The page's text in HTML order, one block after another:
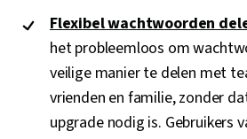
Flexibel wachtwoorden
het probleemloos om
veilige manier te delen met
vrienden en familie, zonder
upgrade nodig is. Gebruikers